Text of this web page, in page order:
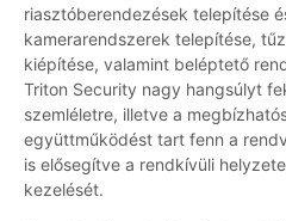
riasztóberendezések telepítése
kamerarendszerek telepítése,
kiépítése, valamint beléptető
Triton Security nagy hangsúlyt
szemléletre, illetve a
együttműködést tart fenn a
is elősegítve a rendkívüli
kezelését.